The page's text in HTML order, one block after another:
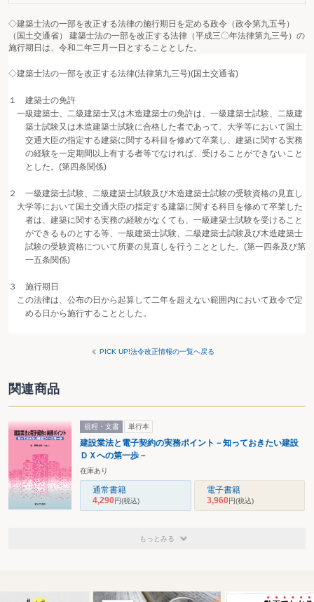
◇建築士法の一部を改正する法律の施行期日を定める政令（政令第九五号）
（国土交通省） 建築士法の一部を改正する法律（平成三〇年法律第九三号）の
施行期日は、令和二年三月一日とすることとした。
◇建築士法の一部を改正する法律(法律第九三号)(国土交通省)
１ 建築士の免許
一級建築士、二級建築士又は木造建築士の免許は、一級建築士試験、二級建
築士試験又は木造建築士試験に合格した者であって、大学等において国土
交通大臣の指定する建築に関する科目を修めて卒業し、建築に関する実務
の経験を一定期間以上有する者等でなければ、受けることができないこと
とした。(第四条関係)
２ 一級建築士試験、二級建築士試験及び木造建築士試験の受験資格の見直し
大学等において国土交通大臣の指定する建築に関する科目を修めて卒業した
者は、建築に関する実務の経験がなくても、一級建築士試験を受けること
ができるものとする等、一級建築士試験、二級建築士試験及び木造建築士
試験の受験資格について所要の見直しを行うこととした。(第一四条及び第
一五条関係)
３ 施行期日
この法律は、公布の日から起算して二年を超えない範囲内において政令で定
める日から施行することとした。
PICK UP!法令改正情報の一覧へ戻る
関連商品
規程・文書 単行本
建設業法と電子契約の実務ポイント－知っておきたい建設
ＤＸへの第一歩－
在庫あり
通常書籍
4,290円(税込)
電子書籍
3,960円(税込)
もっとみる